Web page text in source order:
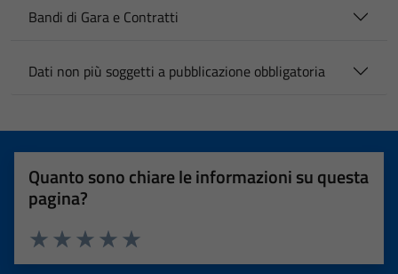
Bandi di Gara e Contratti
Dati non più soggetti a pubblicazione obbligatoria
Quanto sono chiare le informazioni su questa
pagina?
Valuta 5 stelle su 5
Valuta 4 stelle su 5
Valuta 3 stelle su 5
Valuta 2 stelle su 5
Valuta 1 stelle su 5